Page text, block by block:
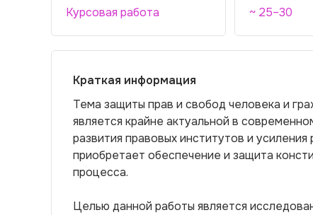
Курсовая работа
~ 25–30
Краткая информация
Тема защиты прав и свобод человека и
является крайне актуальной в
развития правовых институтов и
приобретает обеспечение и защита
процесса.
Целью данной работы является